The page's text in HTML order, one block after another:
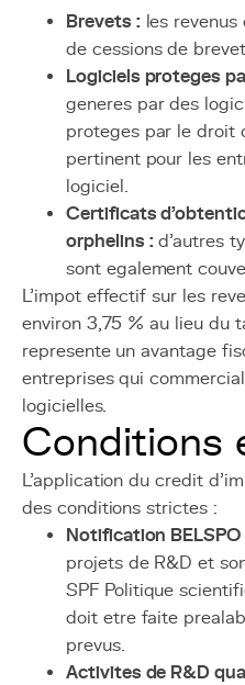
Brevets :les revenus
de cessions de
Logiciels proteges
generes par des
proteges par le droit
pertinent pour les
logiciel.
Certificats
orphelins :d'autres
sont egalement
L'impot effectif sur les
environ 3,75 % au lieu du
represente un avantage
entreprises qui
logicielles.
Conditions
L'application du credit
des conditions strictes :
Notification BELSPO
projets de R&D et
SPF Politique
doit etre faite
prevus.
Activites de R&D